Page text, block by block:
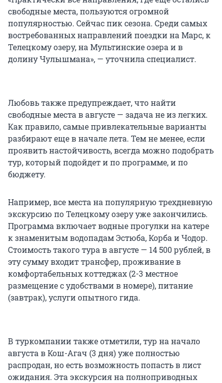
свободные места, пользуются огромной
популярностью. Сейчас пик сезона. Среди самых
востребованных направлений поездки на Марс, к
Телецкому озеру, на Мультинские озера и в
долину Чулышмана», — уточнила специалист.
Любовь также предупреждает, что найти
свободные места в августе — задача не из легких.
Как правило, самые привлекательные варианты
разбирают еще в начале лета. Тем не менее, если
проявить настойчивость, всегда можно подобрать
тур, который подойдет и по программе, и по
бюджету.
Например, все места на популярную трехдневную
экскурсию по Телецкому озеру уже закончились.
Программа включает водные прогулки на катере
к знаменитым водопадам Эстюба, Корба и Чодор.
Стоимость такого тура в августе — 14 500 рублей, в
эту сумму входит трансфер, проживание в
комфортабельных коттеджах (2-3 местное
размещение с удобствами в номере), питание
(завтрак), услуги опытного гида.
В туркомпании также отметили, тур на начало
августа в Кош-Агач (3 дня) уже полностью
распродан, но есть возможность попасть в лист
ожидания. Эта экскурсия на полноприводных